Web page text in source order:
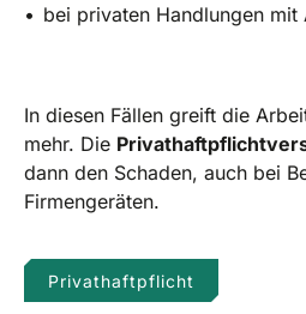
bei privaten Handlungen mit
In diesen Fällen greift die
mehr. Die
dann den Schaden, auch bei
Firmengeräten.
Privathaftpflicht